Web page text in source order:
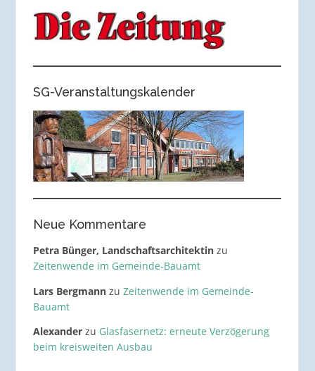
SG-Veranstaltungskalender
Neue Kommentare
Petra Bünger, Landschaftsarchitektinzu
Zeitenwende im Gemeinde-Bauamt
Lars Bergmannzu Zeitenwende im Gemeinde-
Bauamt
Alexanderzu Glasfasernetz: erneute Verzögerung
beim kreisweiten Ausbau